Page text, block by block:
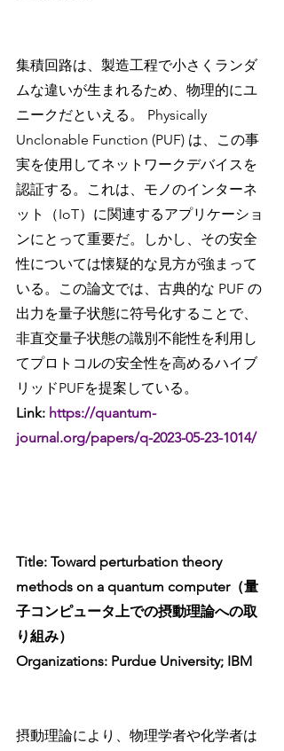
集積回路は、製造工程で小さくランダ
ムな違いが生まれるため、物理的にユ
ニークだといえる。 Physically
Unclonable Function (PUF) は、この事
実を使用してネットワークデバイスを
認証する。これは、モノのインターネ
ット（IoT）に関連するアプリケーショ
ンにとって重要だ。しかし、その安全
性については懐疑的な見方が強まって
いる。この論文では、古典的な PUF の
出力を量子状態に符号化することで、
非直交量子状態の識別不能性を利用し
てプロトコルの安全性を高めるハイブ
リッドPUFを提案している。
Link: https://quantum-
journal.org/papers/q-2023-05-23-1014/
Title: Toward perturbation theory
methods on a quantum computer（量
子コンピュータ上での摂動理論への取
り組み）
Organizations: Purdue University; IBM
摂動理論により、物理学者や化学者は